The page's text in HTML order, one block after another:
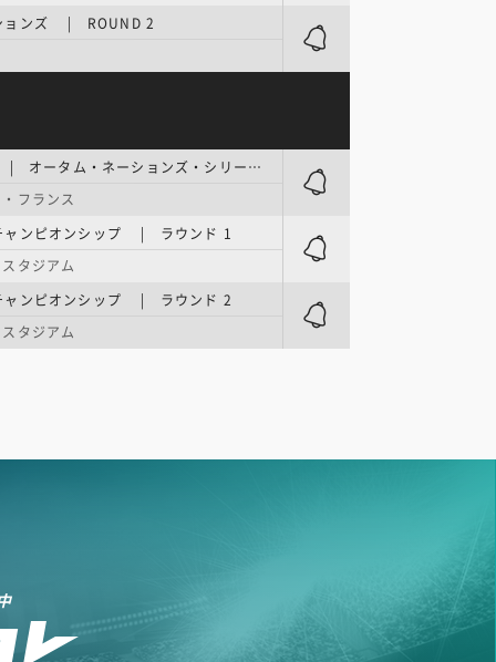
ョンズ | ROUND 2
テストマッチ | オータム・ネーションズ・シリーズ 第4週
フランス
ャンピオンシップ | ラウンド 1
タジアム
ャンピオンシップ | ラウンド 2
タジアム